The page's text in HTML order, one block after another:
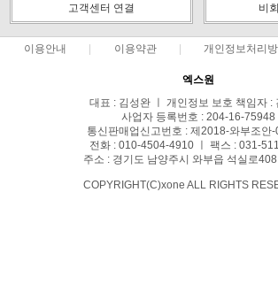
고객센터 연결 비
이용안내 이용약관 개인정보처리
엑스원
대표 : 김성완 ㅣ 개인정보 보호 책임자 :
사업자 등록번호 : 204-16-75948
통신판매업신고번호 : 제2018-와부조안
전화 : 010-4504-4910 ㅣ 팩스 : 031-
주소 : 경기도 남양주시 와부읍 석실로
COPYRIGHT(C)xone ALL RIGHTS